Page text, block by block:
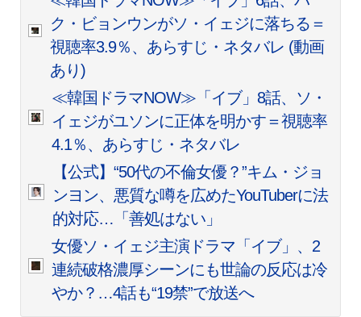
ク・ビョンウンがソ・イェジに落ちる＝
視聴率3.9％、あらすじ・ネタバレ (動画
あり)
≪韓国ドラマNOW≫「イブ」8話、ソ・
イェジがユソンに正体を明かす＝視聴率
4.1％、あらすじ・ネタバレ
【公式】“50代の不倫女優？”キム・ジョ
ンヨン、悪質な噂を広めたYouTuberに法
的対応…「善処はない」
女優ソ・イェジ主演ドラマ「イブ」、2
連続破格濃厚シーンにも世論の反応は冷
やか？…4話も“19禁”で放送へ